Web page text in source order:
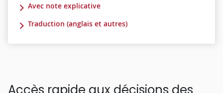
Avec note explicative
Traduction (anglais et autres)
Accès rapide aux décisions des